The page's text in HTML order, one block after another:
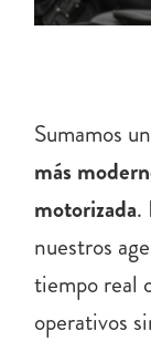
Sumamos un
más
motorizada.
nuestros
tiempo real
operativos